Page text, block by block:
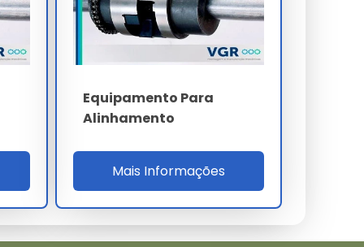
Equipamento Para
Alinhamento
Mais Informações